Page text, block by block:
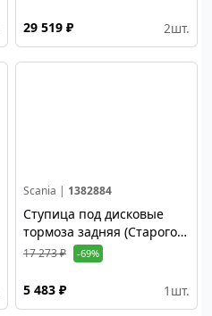
29 519 ₽ 2шт.
Scania | 1382884
Ступица под дисковые
тормоза задняя (Старого
образца) (Б/У)
17 273 ₽ -69%
5 483 ₽ 1 шт.